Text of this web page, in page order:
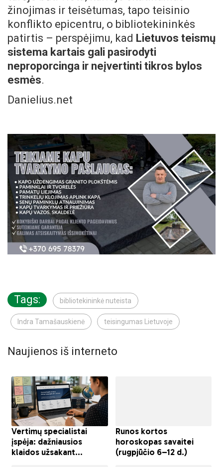
žinojimas ir teisėtumas, tapo teisinio
konflikto epicentru, o bibliotekininkės
patirtis – perspėjimu, kad Lietuvos teismų
sistema kartais gali pasirodyti
neproporcinga ir neįvertinti tikros bylos
esmės.
Danielius.net
Tags: bibliotekininkė nuteista
Indra Tamašauskienė teisingumas Lietuvoje
Naujienos iš interneto